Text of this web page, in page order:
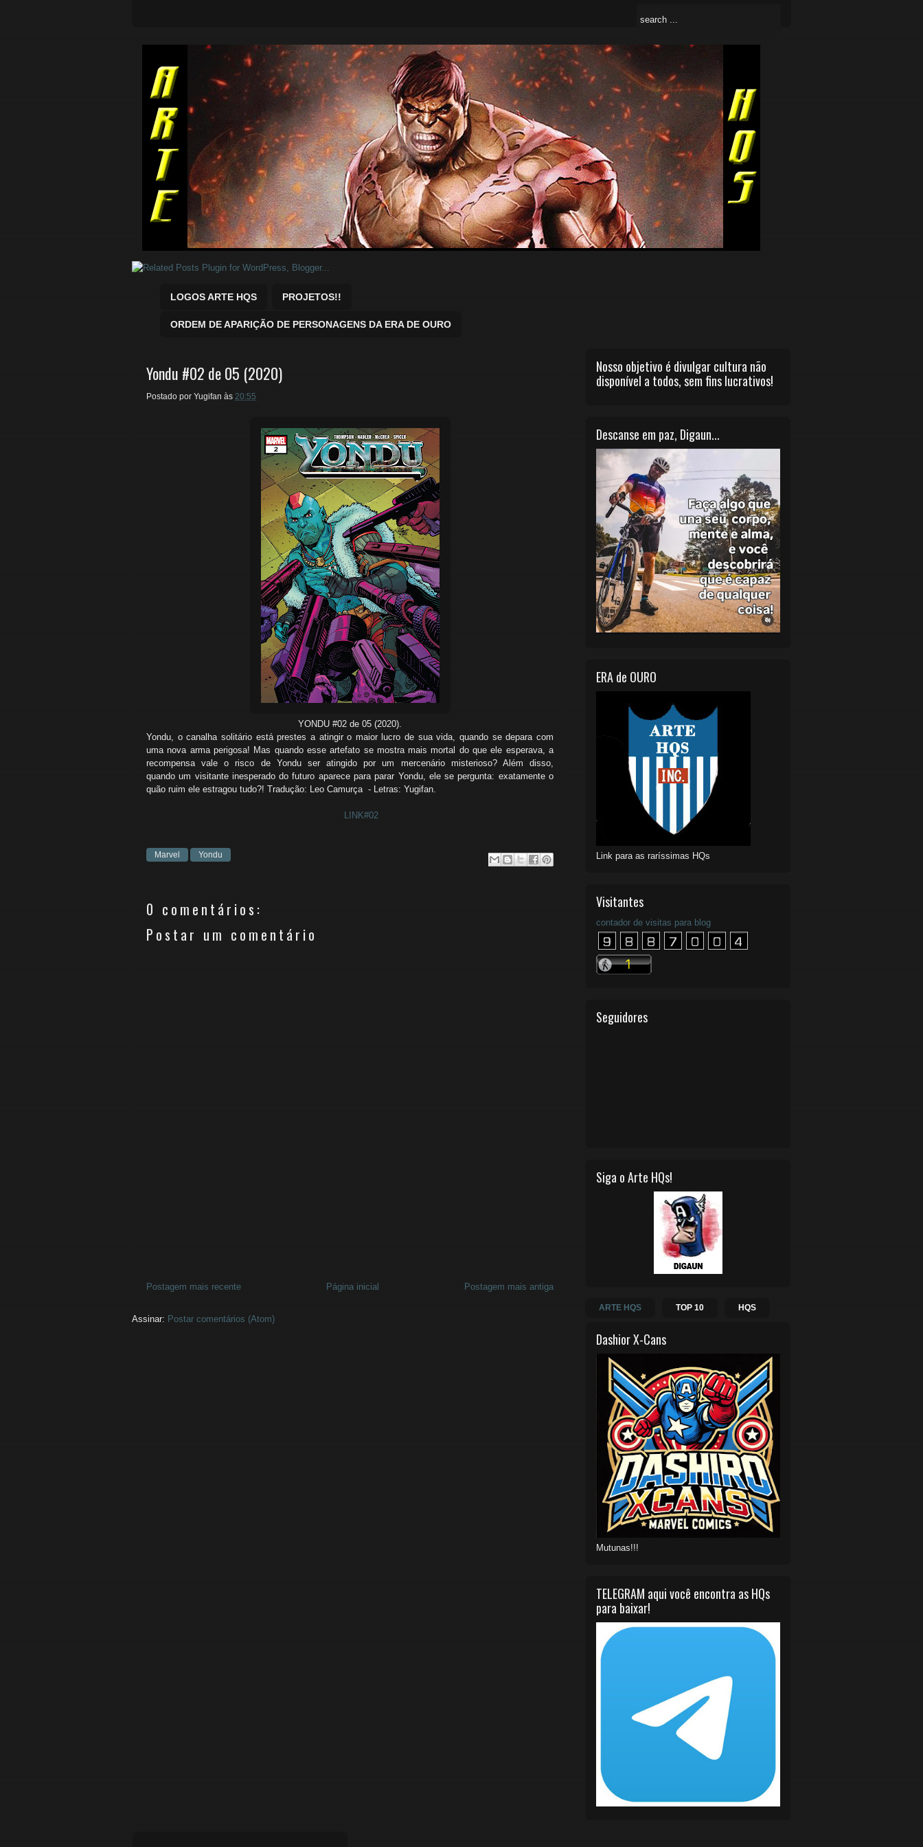
Quadrinhos Marvel e DC para baixar.
LOGOS ARTE HQS PROJETOS!!
ORDEM DE APARIÇÃO DE PERSONAGENS DA ERA DE OURO
Yondu #02 de 05 (2020)
Postado por Yugifan às 20:55
YONDU #02 de 05 (2020).
Yondu, o canalha solitário está prestes a atingir o maior lucro de sua vida,quando se depara com
uma nova arma perigosa! Mas quando esse artefato se mostra mais mortal do que ele esperava, a
recompensa vale o risco de Yondu ser atingido porum mercenário misterioso? Além disso,
quandoum visitante inesperado do futuro aparece para parar Yondu, ele se pergunta: exatamente o
quão ruim ele estragou tudo?! Tradução: Leo Camurça - Letras: Yugifan.
LINK#02
Marvel Yondu
0 comentários:
Postar um comentário
Postagem mais recente Postagem mais antiga
Página inicial
Assinar: Postar comentários (Atom)
Nosso objetivo é divulgar cultura não
disponível a todos, sem fins lucrativos!
Descanse em paz, Digaun...
ERA de OURO
Link para as raríssimas HQs
Visitantes
contador de visitas para blog
Seguidores
Siga o Arte HQs!
ARTE HQS TOP 10 HQS
Dashior X-Cans
Mutunas!!!
TELEGRAM aqui você encontra as HQs
para baixar!